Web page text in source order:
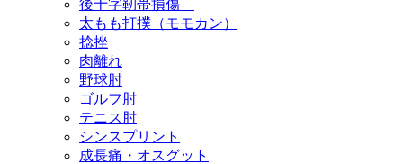
後十字靭帯損傷
太もも打撲（モモカン）
捻挫
肉離れ
野球肘
ゴルフ肘
テニス肘
シンスプリント
成長痛・オスグット